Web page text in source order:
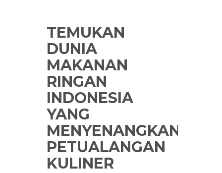
TEMUKAN
DUNIA
MAKANAN
RINGAN
INDONESIA
YANG
MENYENANGKAN:
PETUALANGAN
KULINER